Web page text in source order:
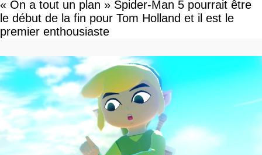
« On a tout un plan » Spider-Man 5 pourrait être
le début de la fin pour Tom Holland et il est le
premier enthousiaste